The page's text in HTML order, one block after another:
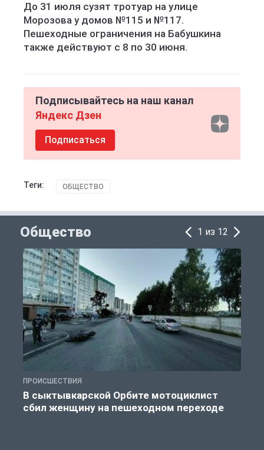
До 31 июля сузят тротуар на улице
Морозова у домов №115 и №117.
Пешеходные ограничения на Бабушкина
также действуют с 8 по 30 июня.
Подписывайтесь на наш канал
Яндекс Дзен
Подписаться
Теги: ОБЩЕСТВО
Общество 1 из 12
ПРОИСШЕСТВИЯ
В сыктывкарской Орбите мотоциклист
сбил женщину на пешеходном переходе